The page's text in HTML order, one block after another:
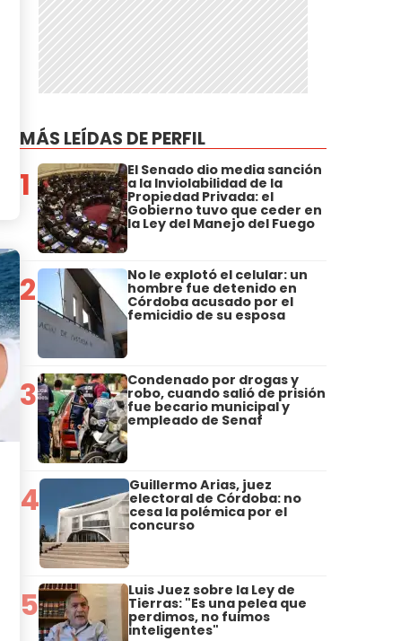
MÁS LEÍDAS DE PERFIL
1 El Senado dio media sanción
a la Inviolabilidad de la
Propiedad Privada: el
Gobierno tuvo que ceder en
la Ley del Manejo del Fuego
2 No le explotó el celular: un
hombre fue detenido en
Córdoba acusado por el
femicidio de su esposa
3 Condenado por drogas y
robo, cuando salió de prisión
fue becario municipal y
empleado de Senaf
4 Guillermo Arias, juez
electoral de Córdoba: no
cesa la polémica por el
concurso
5 Luis Juez sobre la Ley de
Tierras: "Es una pelea que
perdimos, no fuimos
inteligentes"